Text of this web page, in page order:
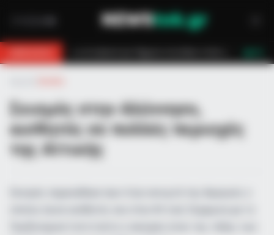
Σεισμός στην Αλόννησο,
αισθητός σε πολλές περιοχές
της Αττικής